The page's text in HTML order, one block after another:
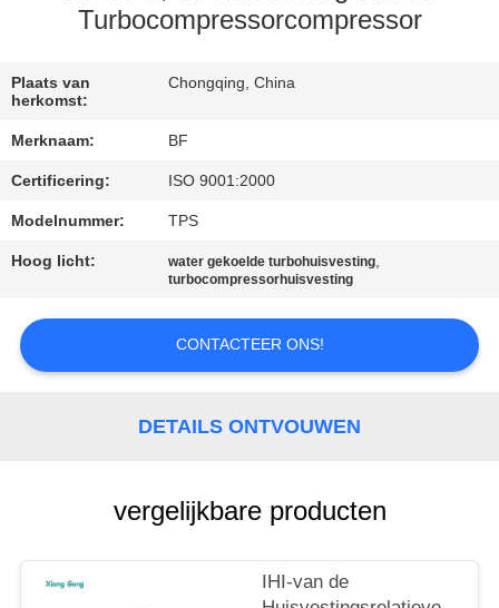
NIEUWS
PRIVACY
POLICY
Turbocompressorcompressor
Plaats van
herkomst:
Chongqing, China
Merknaam: BF
Certificering: ISO 9001:2000
Modelnummer: TPS
Hoog licht: water gekoelde turbohuisvesting,
turbocompressorhuisvesting
CONTACTEER ONS!
DETAILS ONTVOUWEN
vergelijkbare producten
IHI-van de